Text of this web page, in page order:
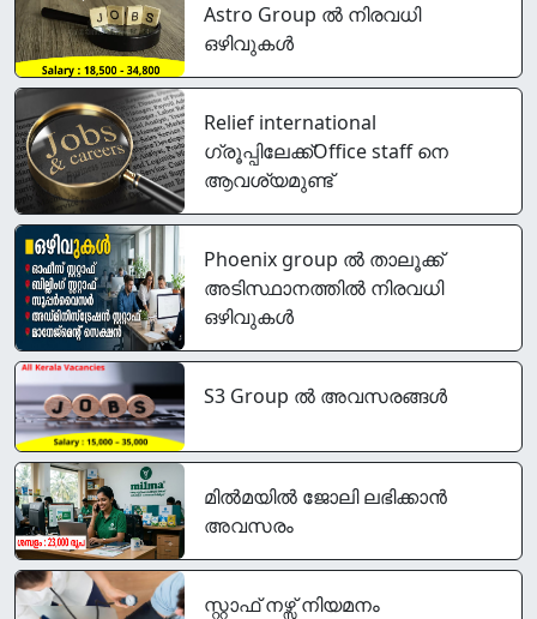
Astro Group ൽ നിരവധി
ഒഴിവുകൾ
Relief international
ഗ്രൂപ്പിലേക്ക്Office staff നെ
ആവശ്യമുണ്ട്
Phoenix group ൽ താലൂക്ക്
അടിസ്ഥാനത്തിൽ നിരവധി
ഒഴിവുകൾ
S3 Group ൽ അവസരങ്ങൾ
മിൽമയിൽ ജോലി ലഭിക്കാൻ
അവസരം
സ്റ്റാഫ് നഴ്സ് നിയമനം